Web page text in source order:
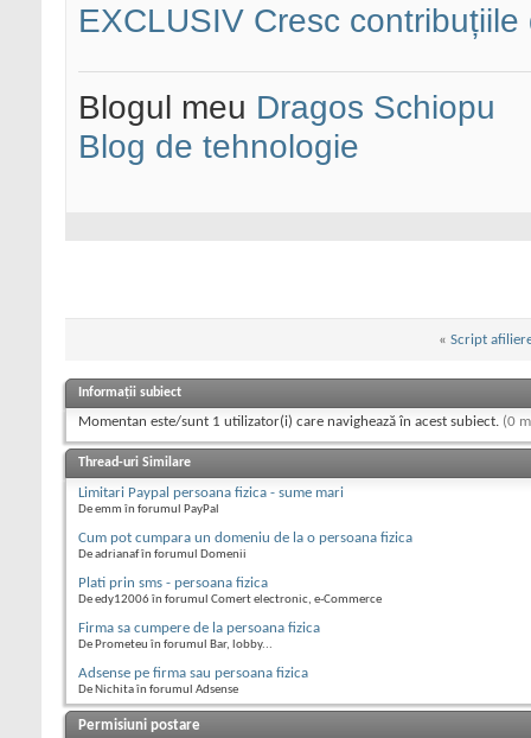
EXCLUSIV Cresc
Blogul meu Dragos Schiopu
Blog de tehnologie
« Script
Informații subiect
Momentan este/sunt 1 utilizator(i) care navighează în acest subiect. (0
Thread-uri Similare
Limitari Paypal persoana fizica - sume mari
De emm în forumul PayPal
Cum pot cumpara un domeniu de la o persoana fizica
De adrianaf în forumul Domenii
Plati prin sms - persoana fizica
De edy12006 în forumul Comert electronic, e-Commerce
Firma sa cumpere de la persoana fizica
De Prometeu în forumul Bar, lobby...
Adsense pe firma sau persoana fizica
De Nichita în forumul Adsense
Permisiuni postare